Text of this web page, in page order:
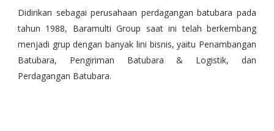
Didirikan sebagai perusahaan perdagangan batubara pada
tahun 1988, Baramulti Group saat ini telah berkembang
menjadi grup dengan banyak lini bisnis, yaitu Penambangan
Batubara, Pengiriman Batubara & Logistik, dan
Perdagangan Batubara.